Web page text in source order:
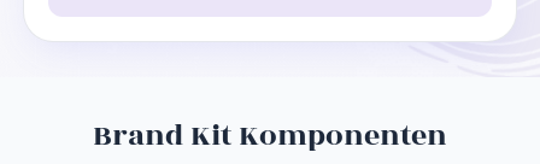
Brand Kit Komponenten